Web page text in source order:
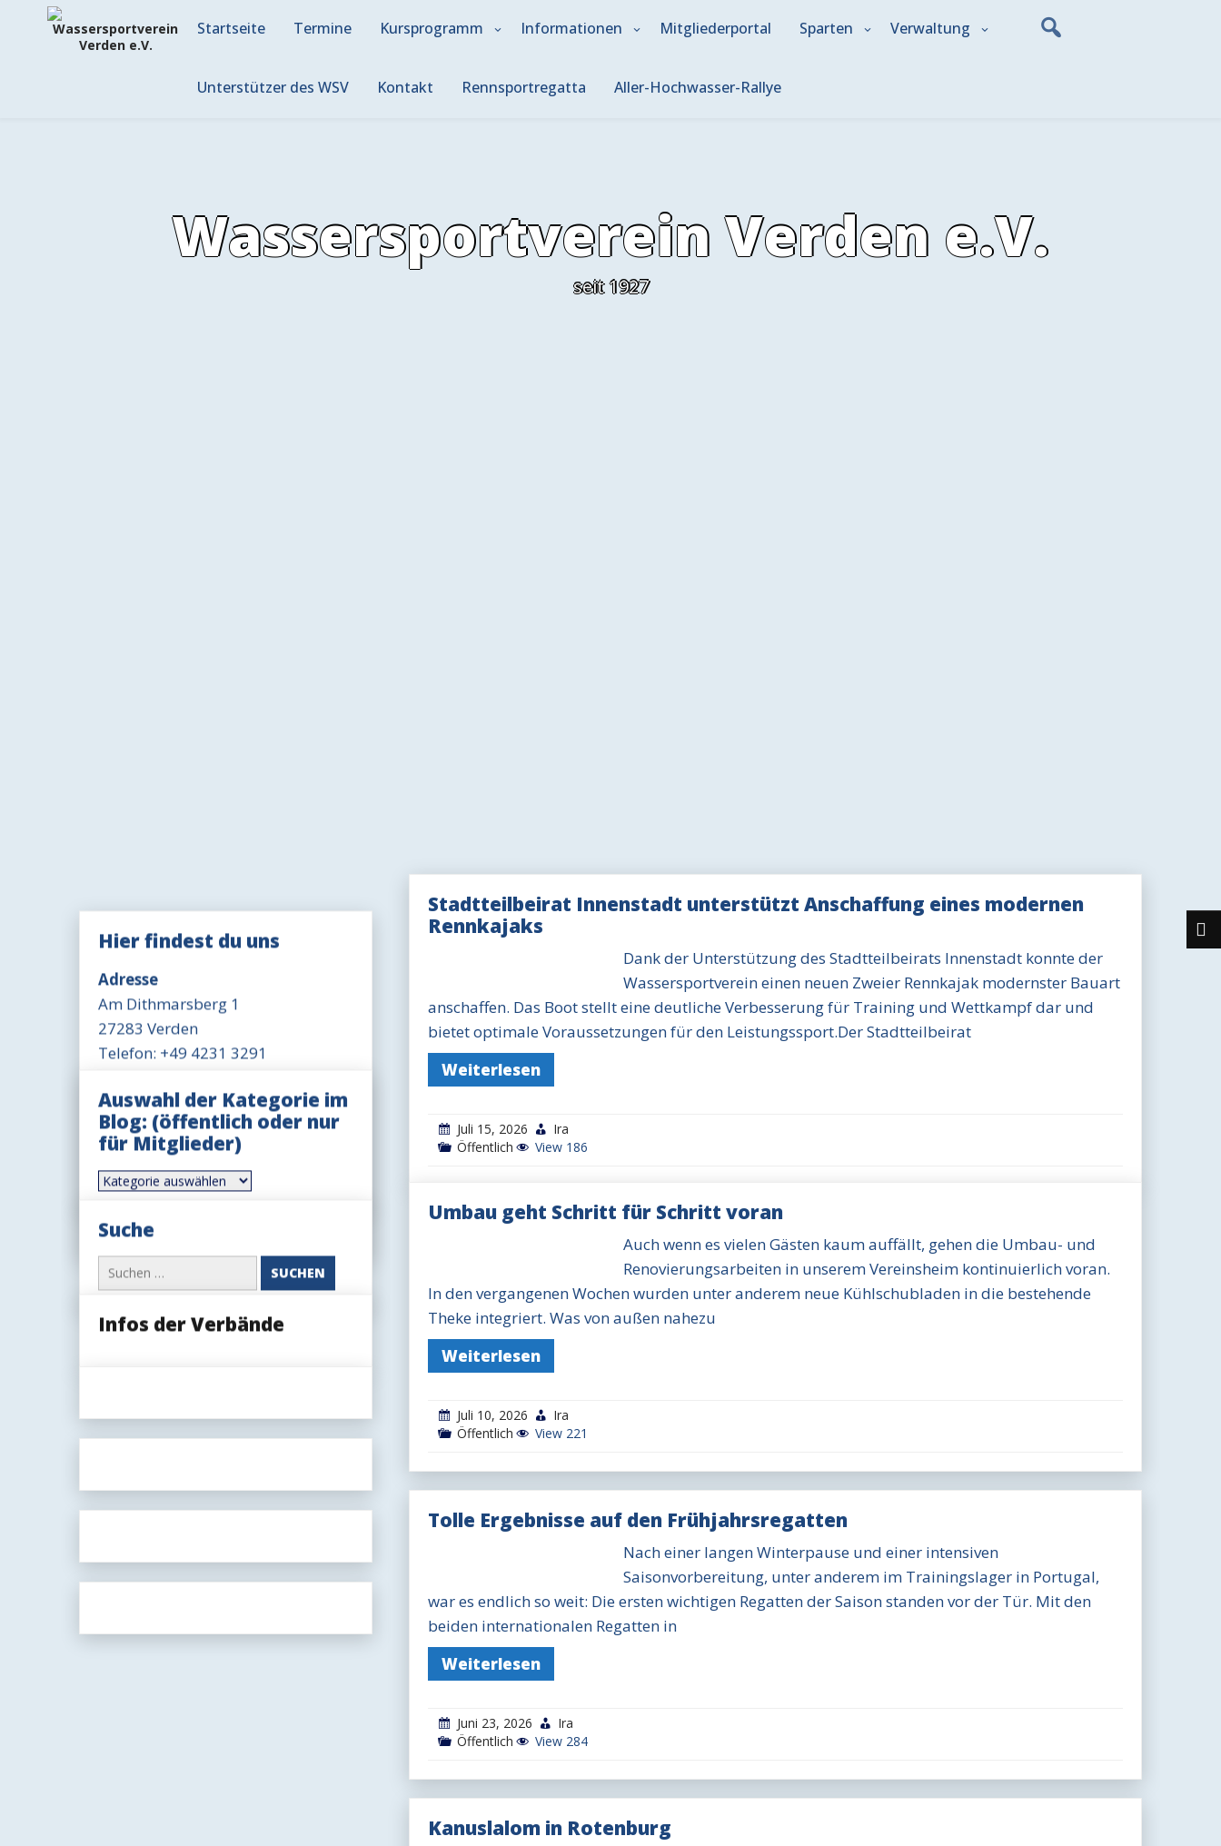
Startseite Termine Kursprogramm Informationen Mitgliederportal Sparten Verwaltung
Unterstützer des WSV Kontakt Rennsportregatta Aller-Hochwasser-Rallye
Wassersportverein Verden e.V.
seit 1927
Stadtteilbeirat Innenstadt unterstützt Anschaffung eines modernen
Rennkajaks
Dank der Unterstützung des Stadtteilbeirats Innenstadt konnte der
Wassersportverein einen neuen Zweier Rennkajak modernster Bauart
anschaffen. Das Boot stellt eine deutliche Verbesserung für Training und Wettkampf dar und
bietet optimale Voraussetzungen für den Leistungssport.Der Stadtteilbeirat
Weiterlesen
Juli 15, 2026
Ira
Öffentlich
View 186
Umbau geht Schritt für Schritt voran
Auch wenn es vielen Gästen kaum auffällt, gehen die Umbau- und
Renovierungsarbeiten in unserem Vereinsheim kontinuierlich voran.
In den vergangenen Wochen wurden unter anderem neue Kühlschubladen in die bestehende
Theke integriert. Was von außen nahezu
Weiterlesen
Juli 10, 2026
Ira
Öffentlich
View 221
Tolle Ergebnisse auf den Frühjahrsregatten
Nach einer langen Winterpause und einer intensiven
Saisonvorbereitung, unter anderem im Trainingslager in Portugal,
war es endlich so weit: Die ersten wichtigen Regatten der Saison standen vor der Tür. Mit den
beiden internationalen Regatten in
Weiterlesen
Juni 23, 2026
Ira
Öffentlich
View 284
Kanuslalom in Rotenburg
Hier findest du uns
Adresse
Am Dithmarsberg 1
27283 Verden
Telefon: +49 4231 3291
Öffnungszeit Büro
Mittwoch 18-19 Uhr
Öffnungszeit Gaststätte
Dienstag-Freitag 17-20 Uhr
Sonntag 11-14 Uhr, ggfls. auch
länger
Auswahl der Kategorie im
Blog: (öffentlich oder nur
für Mitglieder)
Auswahl
der
im
Blog:
nur
für
Suche
Suchen
nach:
Infos der Verbände